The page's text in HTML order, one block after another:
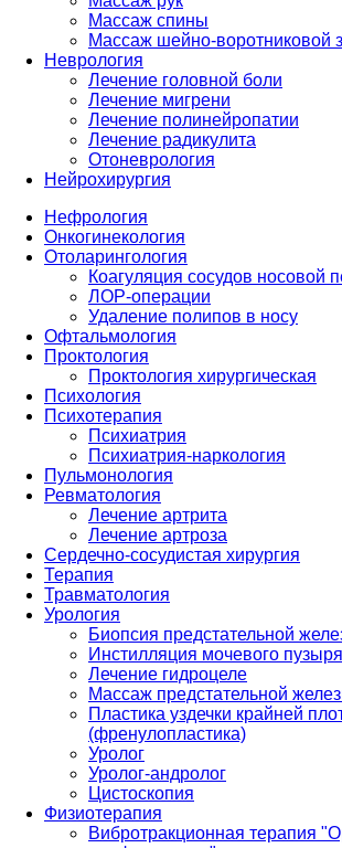
Массаж спины
Массаж шейно-воротниковой
Неврология
Лечение головной боли
Лечение мигрени
Лечение полинейропатии
Лечение радикулита
Отоневрология
Нейрохирургия
Нефрология
Онкогинекология
Отоларингология
Коагуляция сосудов носовой
ЛОР-операции
Удаление полипов в носу
Офтальмология
Проктология
Проктология хирургическая
Психология
Психотерапия
Психиатрия
Психиатрия-наркология
Пульмонология
Ревматология
Лечение артрита
Лечение артроза
Сердечно-сосудистая хирургия
Терапия
Травматология
Урология
Биопсия предстательной
Инстилляция мочевого пузыря
Лечение гидроцеле
Массаж предстательной
Пластика уздечки крайней
(френулопластика)
Уролог
Уролог-андролог
Цистоскопия
Физиотерапия
Вибротракционная терапия